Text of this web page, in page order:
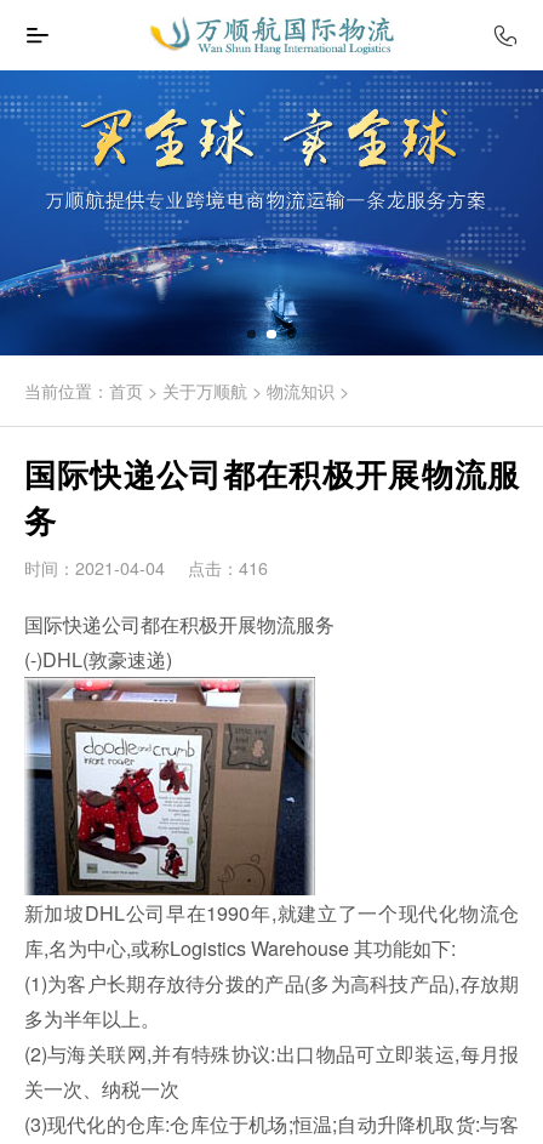
当前位置： 首页> 关于万顺航 > 物流知识 >
国际快递公司都在积极开展物流服
务
时间：2021-04-04 点击：416
国际快递公司都在积极开展物流服务
(-)DHL(敦豪速递)
新加坡DHL公司早在1990年,就建立了一个现代化物流仓
库,名为中心,或称Logistics Warehouse 其功能如下:
(1)为客户长期存放待分拨的产品(多为高科技产品),存放期
多为半年以上。
(2)与海关联网,并有特殊协议:出口物品可立即装运,每月报
关一次、纳税一次
(3)现代化的仓库:仓库位于机场;恒温;自动升降机取货:与客